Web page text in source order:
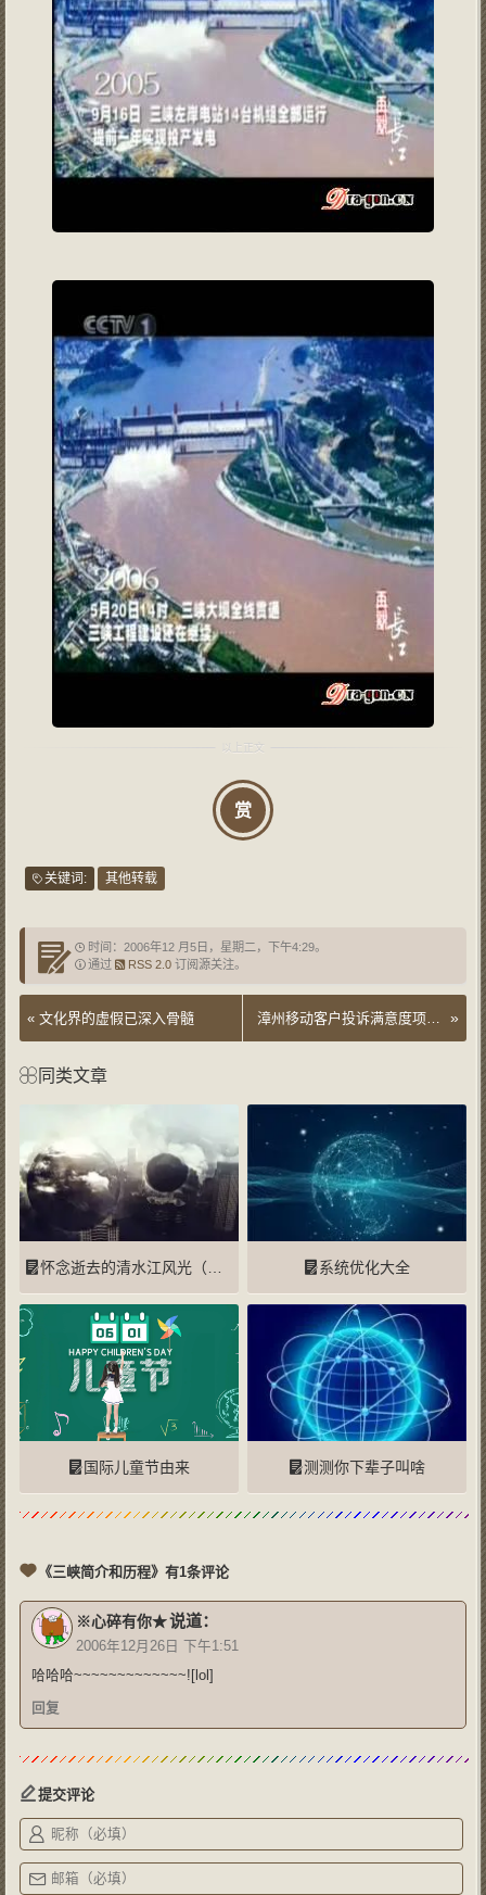
赏
关键词: 其他转载
时间：2006年12 月5日，星期二，下午4:29。
通过
RSS 2.0订阅源关注。
« 文化界的虚假已深入骨髓 »
《三峡简介和历程》有1条评论
※心碎有你★说道：
2006年12月26日 下午1:51
哈哈哈~~~~~~~~~~~~~![lol]
回复
提交评论
同类文章
怀念逝去的清水江风光（家乡） 系统优化大全
国际儿童节由来 测测你下辈子叫啥